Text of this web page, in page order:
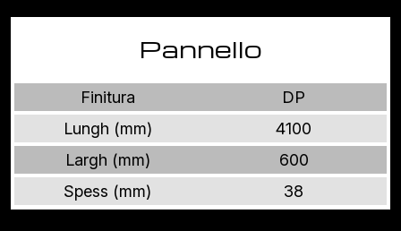
Pannello
Finitura
DP
Lungh (mm)
4100
Largh (mm)
600
Spess (mm)
38